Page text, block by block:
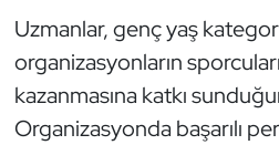
Uzmanlar, genç yaş
organizasyonların
kazanmasına katkı
Organizasyonda başarılı
Özel Sporcular
Paralimpik